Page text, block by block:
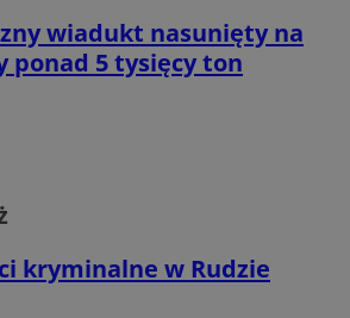
wiadukt nasunięty na
ponad 5 tysięcy ton
kryminalne w Rudzie